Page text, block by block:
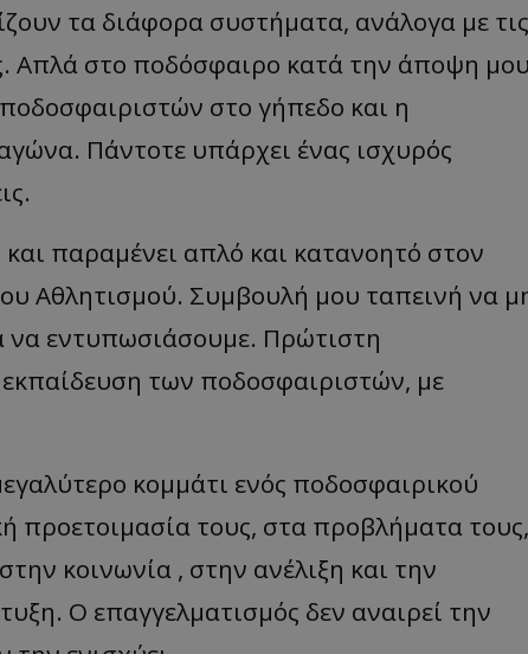
τα διάφορα συστήματα, ανάλογα με τις
Απλά στο ποδόσφαιρο κατά την άποψη
στο γήπεδο και η
Πάντοτε υπάρχει ένας ισχυρός
παραμένει απλό και κατανοητό στον
Αθλητισμού. Συμβουλή μου ταπεινή να
να εντυπωσιάσουμε. Πρώτιστη
των ποδοσφαιριστών, με
κομμάτι ενός ποδοσφαιρικού
προετοιμασία τους, στα προβλήματα τους,
κοινωνία , στην ανέλιξη και την
Ο επαγγελματισμός δεν αναιρεί την